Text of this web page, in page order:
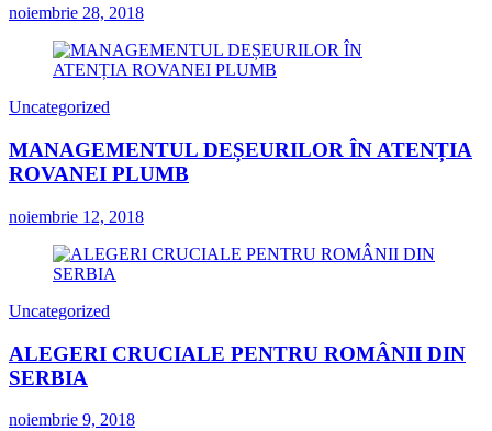
noiembrie 28, 2018
Uncategorized
MANAGEMENTUL DEȘEURILOR ÎN ATENȚIA
ROVANEI PLUMB
noiembrie 12, 2018
Uncategorized
ALEGERI CRUCIALE PENTRU ROMÂNII DIN
SERBIA
noiembrie 9, 2018